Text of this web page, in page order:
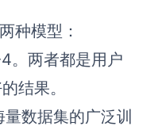
种模型：
。两者都是用户
结果。
数据集的广泛训